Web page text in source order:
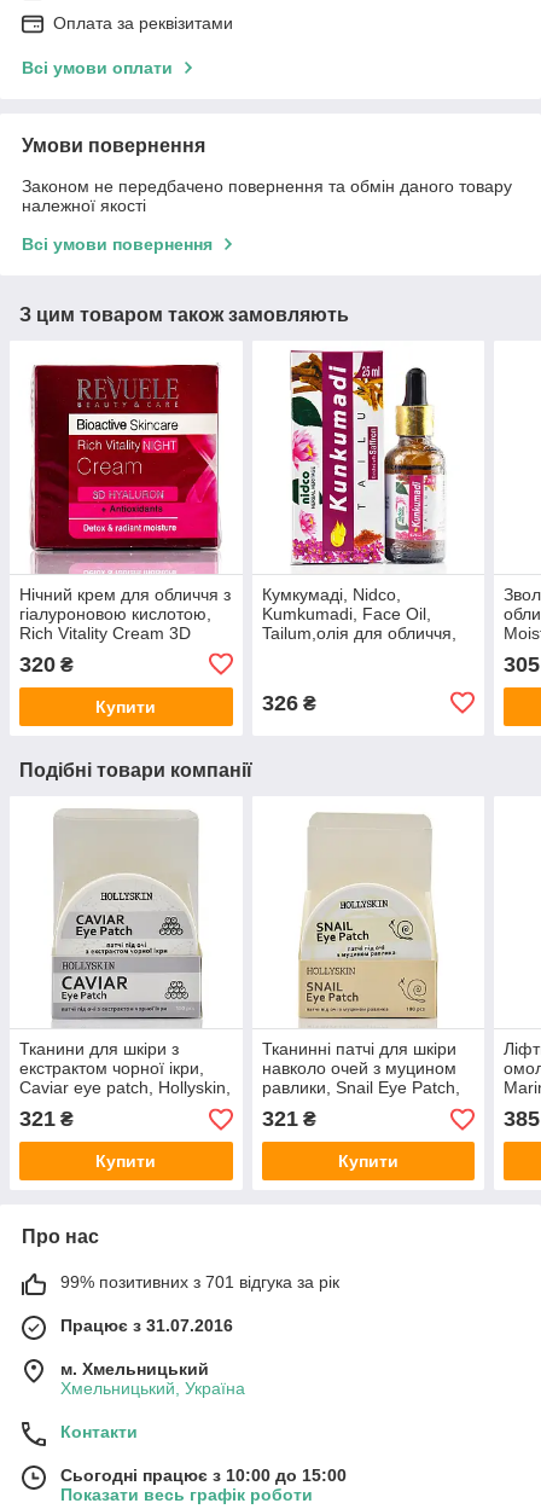
Оплата за реквізитами
Всі умови оплати
Умови повернення
Законом не передбачено повернення та обмін даного товару
належної якості
Всі умови повернення
З цим товаром також замовляють
Нічний крем для обличчя з
гіалуроновою кислотою,
Rich Vitality Cream 3D
Hyaluron, Revuele, 50 ml
320 ₴
Купити
Кумкумаді, Nidco,
Kumkumadi, Face Oil,
Tailum,олія для обличчя,
326₴
305
Подібні товари компанії
Тканини для шкіри з
екстрактом чорної ікри,
Caviar eye patch, Hollyskin,
100 шт.
321 ₴
Купити
Тканинні патчі для шкіри
навколо очей з муцином
равлики, Snail Eye Patch,
Hollyskin, 100 шт
321₴
Купити
385
Про нас
99% позитивних з 701 відгука за рік
Працює з 31.07.2016
м. Хмельницький
Хмельницький, Україна
Контакти
Сьогодні працює з 10:00 до 15:00
Показати весь графік роботи